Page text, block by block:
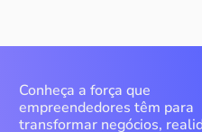
Conheça a força que
empreendedores têm para
transformar negócios,